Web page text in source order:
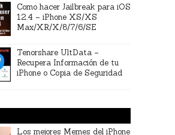
Como hacer Jailbreak para iOS
12.4 – iPhone XS/XS
Max/XR/X/8/7/6/SE
Tenorshare UltData –
Recupera Información de tu
iPhone o Copia de Seguridad
Los mejores Memes del iPhone